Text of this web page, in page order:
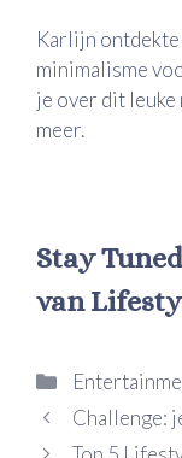
Karlijn
minimalisme
je over dit
meer.
Stay
van
Categorieën
Challenge: